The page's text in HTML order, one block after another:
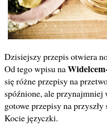
Dzisiejszy przepis otwiera
Od tego wpisu na
się różne przepisy na
spóźnione, ale przynajmniej
gotowe przepisy na
Kocie języczki.